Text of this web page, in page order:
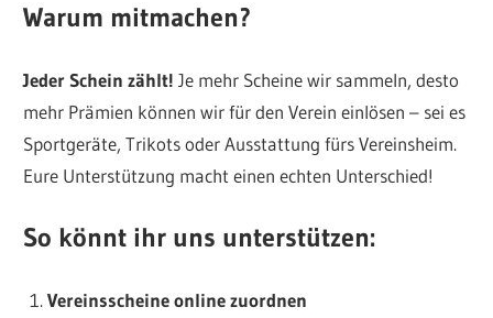
Warum mitmachen?
Jeder Schein zählt! Je mehr Scheine wir sammeln, desto
mehr Prämien können wir für den Verein einlösen – sei es
Sportgeräte, Trikots oder Ausstattung fürs Vereinsheim.
Eure Unterstützung macht einen echten Unterschied!
So könnt ihr uns unterstützen:
Vereinsscheine online zuordnen